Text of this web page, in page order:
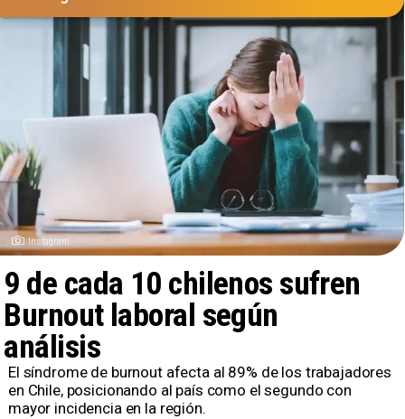
Instagram
9 de cada 10 chilenos sufren
Burnout laboral según
análisis
​El síndrome de burnout afecta al 89% de los trabajadores
en Chile, posicionando al país como el segundo con
mayor incidencia en la región.